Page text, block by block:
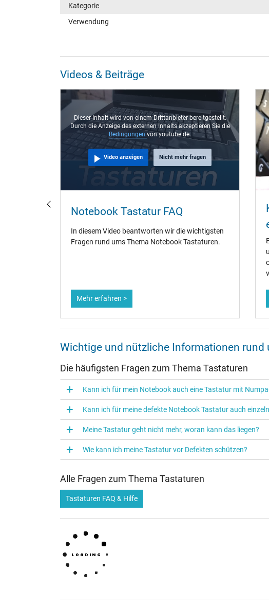
Kategorie
Verwendung
Videos & Beiträge
Dieser Inhalt wird von einem Drittanbieter bereitgestellt.
Durch die Anzeige des externen Inhalts akzeptieren Sie die
Bedingungen von youtube.de.
Video anzeigen Nicht mehr fragen
Notebook Tastatur FAQ
In diesem Video beantworten wir die wichtigsten
Fragen rund ums Thema Notebook Tastaturen.
Mehr erfahren >
Wichtige und nützliche Informationen rund
Die häufigsten Fragen zum Thema Tastaturen
Kann ich für mein Notebook auch eine Tastatur mit
Kann ich für meine defekte Notebook Tastatur auch
Meine Tastatur geht nicht mehr, woran kann das liegen?
Wie kann ich meine Tastatur vor Defekten schützen?
Alle Fragen zum Thema Tastaturen
Tastaturen FAQ & Hilfe